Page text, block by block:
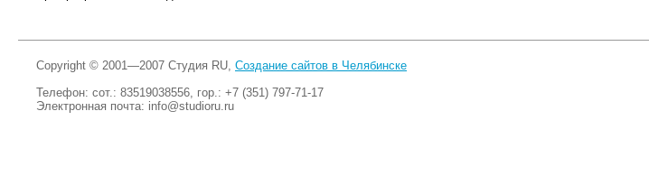
Copyright © 2001—2007 Студия RU, Создание сайтов в Челябинске
Телефон: сот.: 83519038556, гор.: +7 (351) 797-71-17
Электронная почта: info@studioru.ru